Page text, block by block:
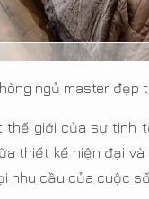
ngủ master đẹp
giới của sự tinh
thiết kế hiện đại và
nhu cầu của cuộc